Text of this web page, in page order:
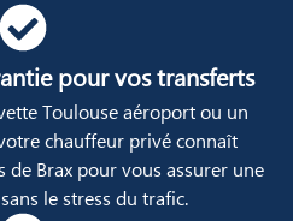
pour vos transferts
Toulouse aéroport ou un
chauffeur privé connaît
Brax pour vous assurer une
le stress du trafic.